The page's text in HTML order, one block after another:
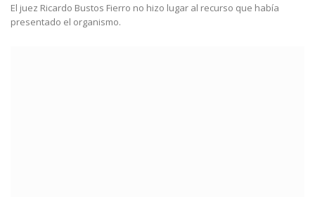
El juez Ricardo Bustos Fierro no hizo lugar al recurso que había
presentado el organismo.